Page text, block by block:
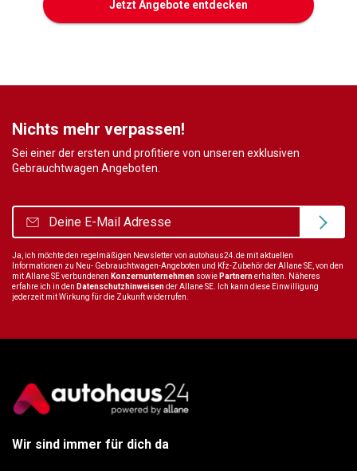
Jetzt Angebote entdecken
Nichts mehr verpassen!
Sei einer der ersten und profitiere von unseren exklusiven
Gebrauchtwagen Angeboten.
Ja, ich möchte den regelmäßigen Newsletter von autohaus24.de mit aktuellen
Informationen zu Neu- Gebrauchtwagen-Angeboten und Kfz-Zubehör der Allane SE, von den
mit Allane SE verbundenen Konzernunternehmen sowie Partnernerhalten. Näheres
erfahre ich in den Datenschutzhinweisender Allane SE. Ich kann diese Einwilligung
jederzeit mit Wirkung für die Zukunft widerrufen.
Wir sind immer für dich da